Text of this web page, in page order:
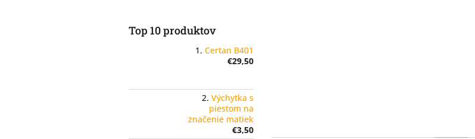
Top 10 produktov
Certan B401
€29,50
Výchytka s
piestom na
značenie matiek
€3,50